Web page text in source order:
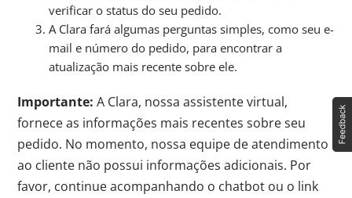
verificar o status do seu pedido.
A Clara fará algumas perguntas simples, como seu e-
mail e número do pedido, para encontrar a
atualização mais recente sobre ele.
Importante: A Clara, nossa assistente virtual,
fornece as informações mais recentes sobre seu
pedido. No momento, nossa equipe de atendimento
ao cliente não possui informações adicionais. Por
favor, continue acompanhando o chatbot ou o link